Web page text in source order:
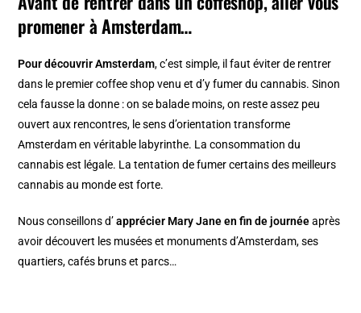
promener à Amsterdam…
Pour découvrir Amsterdam, c’est simple, il faut éviter de rentrer
dans le premier coffee shop venu et d’y fumer du cannabis. Sinon
cela fausse la donne : on se balade moins, on reste assez peu
ouvert aux rencontres, le sens d’orientation transforme
Amsterdam en véritable labyrinthe. La consommation du
cannabis est légale. La tentation de fumer certains des meilleurs
cannabis au monde est forte.
Nous conseillons d’apprécier Mary Jane en fin de journéeaprès
avoir découvert les musées et monuments d’Amsterdam, ses
quartiers, cafés bruns et parcs…